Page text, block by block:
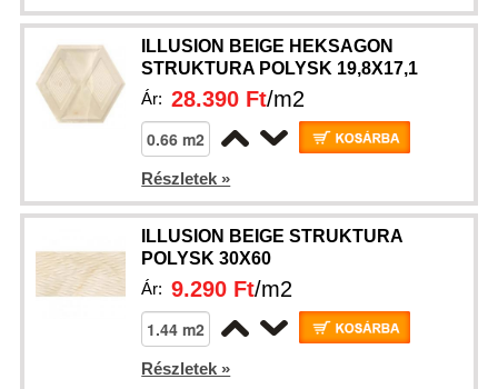
ILLUSION BEIGE HEKSAGON
STRUKTURA POLYSK 19,8X17,1
Ár: 28.390 Ft/m2
Részletek »
ILLUSION BEIGE STRUKTURA
POLYSK 30X60
Ár:9.290 Ft/m2
Részletek »